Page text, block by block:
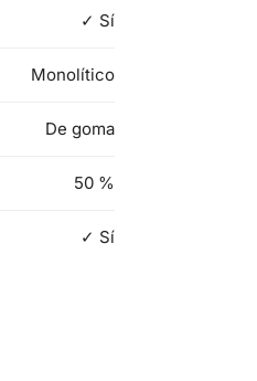
✓ Sí
Monolítico
De goma
50 %
✓ Sí